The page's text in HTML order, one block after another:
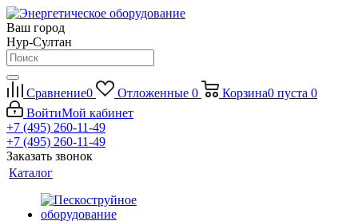
Ваш город
Нур-Султан
Сравнение0 Отложенные 0 Корзина0 пуста 0
ВойтиМой кабинет
+7 (495) 260-11-49
+7 (495) 260-11-49
Заказать звонок
Каталог